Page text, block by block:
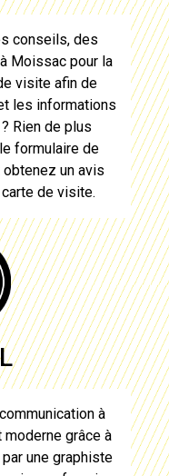
conseils, des
Moissacpourla
visite afin de
les informations
Rien de plus
formulaire de
un avis
carte de visite.
à
grâce à
une graphiste